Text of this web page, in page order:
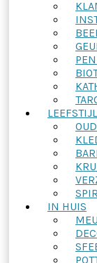
LEEFSTIJL
IN HUIS